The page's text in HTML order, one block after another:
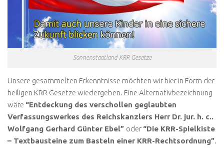
Sonnenstaatland KRR Gesetze
Unsere gesammelten Erkenntnisse möchten wir hier in Form der
heiligen KRR Gesetze wiedergeben. Eine Alternativbezeichnung
wäre “Entdeckung des verschollen geglaubten
Verfassungswerkes des Reichskanzlers Herr Dr. jur. h. c..
Wolfgang Gerhard Günter Ebel” oder “Die KRR-Spielkiste
– Textbausteine zum Basteln einer KRR-Rechtsordnung”.